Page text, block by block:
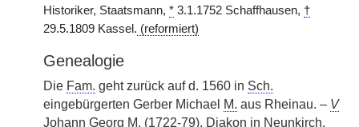
Historiker, Staatsmann, * 3.1.1752 Schaffhausen, †
29.5.1809 Kassel. (reformiert)
Genealogie
Die Fam. geht zurück auf d. 1560 in Sch.
eingebürgerten Gerber Michael M. aus Rheinau. – V
Johann Georg M. (1722-79), Diakon in Neunkirch,